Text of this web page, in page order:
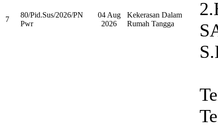
7
80/Pid.Sus/2026/PN
Pwr
04 Aug
2026
Kekerasan Dalam
Rumah Tangga